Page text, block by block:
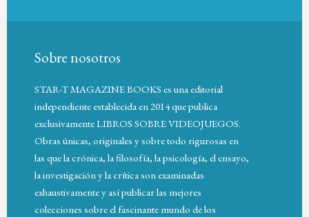
Sobre nosotros
STAR-T MAGAZINE BOOKS es una editorial
independiente establecida en 2014 que publica
exclusivamente LIBROS SOBRE VIDEOJUEGOS.
Obras únicas, originales y sobre todo rigurosas en
las que la crónica, la filosofía, la psicología, el ensayo,
la investigación y la crítica son examinadas
exhaustivamente y así publicar las mejores
colecciones sobre el fascinante mundo de los